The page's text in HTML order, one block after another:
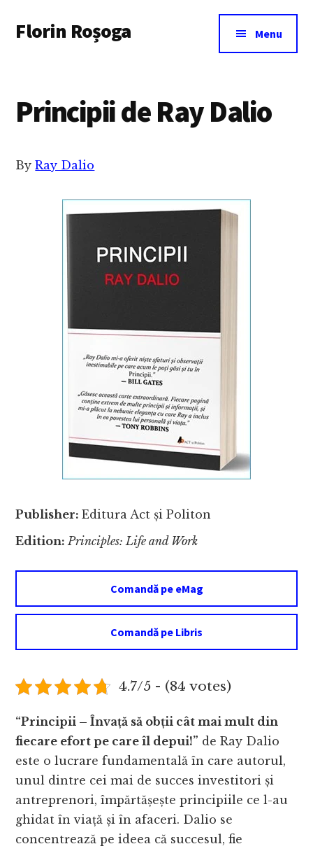
main
menu
Florin Roșoga Menu
Principii de Ray Dalio
ByRay Dalio
Publisher:Editura Act și Politon
Edition:Principles: Life and Work
Comandă pe eMag
Comandă pe Libris
4.7/5 - (84 votes)
“Principii – Învață să obții cât mai mult din
fiecare efort pe care îl depui!” de Ray Dalio
este o lucrare fundamentală în care autorul,
unul dintre cei mai de succes investitori și
antreprenori, împărtășește principiile ce l-au
ghidat în viață și în afaceri. Dalio se
concentrează pe ideea că succesul, fie